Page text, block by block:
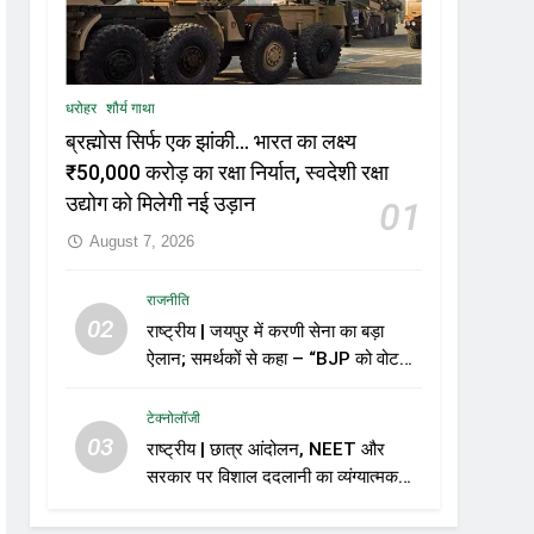
धरोहर शौर्य गाथा
ब्रह्मोस सिर्फ एक झांकी… भारत का लक्ष्य
₹50,000 करोड़ का रक्षा निर्यात, स्वदेशी रक्षा
उद्योग को मिलेगी नई उड़ान
01
August 7, 2026
02
राजनीति
राष्ट्रीय | जयपुर में करणी सेना का बड़ा
ऐलान; समर्थकों से कहा – “BJP को वोट
03
टेक्नोलॉजी
राष्ट्रीय | छात्र आंदोलन, NEET और
सरकार पर विशाल ददलानी का व्यंग्यात्मक